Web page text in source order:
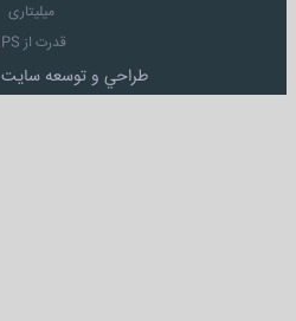
میلیتاری
قدرت از IPS
طراحي و توسعه سايت -